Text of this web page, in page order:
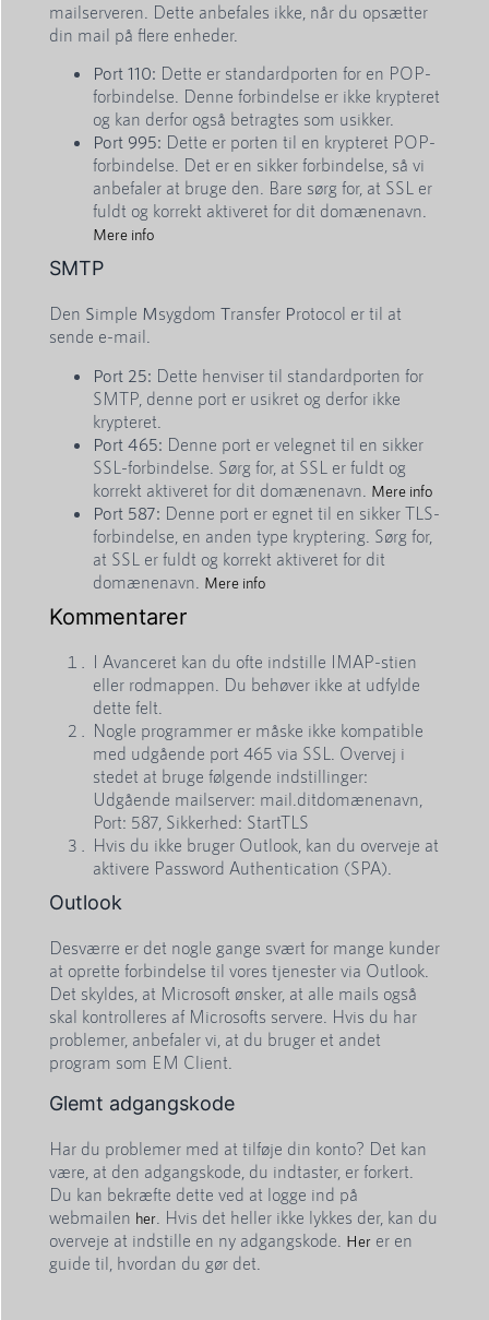
mailserveren. Dette anbefales ikke, når du opsætter
din mail på flere enheder.
Port 110: Dette er standardporten for en POP-
forbindelse. Denne forbindelse er ikke krypteret
og kan derfor også betragtes som usikker.
Port 995: Dette er porten til en krypteret POP-
forbindelse. Det er en sikker forbindelse, så vi
anbefaler at bruge den. Bare sørg for, at SSL er
fuldt og korrekt aktiveret for dit domænenavn.
Mere info
SMTP
Den Simple Msygdom Transfer Protocol er til at
sende e-mail.
Port 25: Dette henviser til standardporten for
SMTP, denne port er usikret og derfor ikke
krypteret.
Port 465: Denne port er velegnet til en sikker
SSL-forbindelse. Sørg for, at SSL er fuldt og
korrekt aktiveret for dit domænenavn. Mere info
Port 587: Denne port er egnet til en sikker TLS-
forbindelse, en anden type kryptering. Sørg for,
at SSL er fuldt og korrekt aktiveret for dit
domænenavn. Mere info
Kommentarer
I Avanceret kan du ofte indstille IMAP-stien
eller rodmappen. Du behøver ikke at udfylde
dette felt.
Nogle programmer er måske ikke kompatible
med udgående port 465 via SSL. Overvej i
stedet at bruge følgende indstillinger:
Udgående mailserver: mail.ditdomænenavn,
Port: 587, Sikkerhed: StartTLS
Hvis du ikke bruger Outlook, kan du overveje at
aktivere Password Authentication (SPA).
Outlook
Desværre er det nogle gange svært for mange kunder
at oprette forbindelse til vores tjenester via Outlook.
Det skyldes, at Microsoft ønsker, at alle mails også
skal kontrolleres af Microsofts servere. Hvis du har
problemer, anbefaler vi, at du bruger et andet
program som EM Client.
Glemt adgangskode
Har du problemer med at tilføje din konto? Det kan
være, at den adgangskode, du indtaster, er forkert.
Du kan bekræfte dette ved at logge ind på
webmailen her . Hvis det heller ikke lykkes der, kan du
overveje at indstille en ny adgangskode. Her er en
guide til, hvordan du gør det.